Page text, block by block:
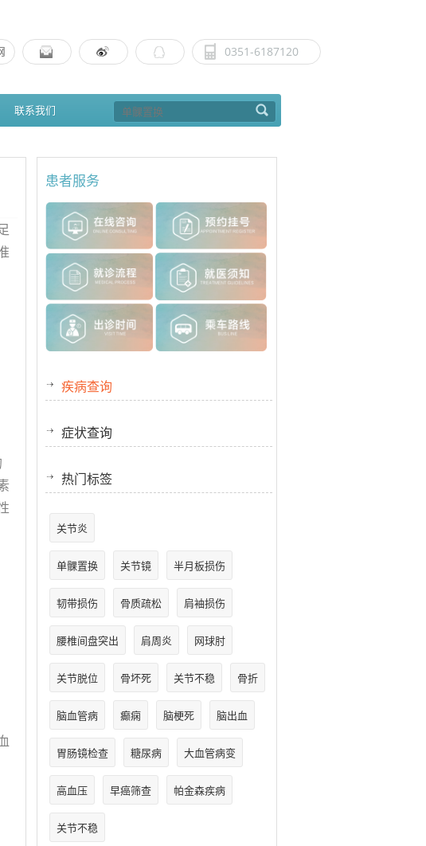
0351-6187120
联系我们
患者服务
疾病查询
症状查询
热门标签
关节炎
单髁置换 关节镜 半月板损伤
韧带损伤 骨质疏松 肩袖损伤
腰椎间盘突出 肩周炎 网球肘
关节脱位 骨坏死 关节不稳 骨折
脑血管病 癫痫 脑梗死 脑出血
胃肠镜检查 糖尿病 大血管病变
高血压 早癌筛查 帕金森疾病
关节不稳